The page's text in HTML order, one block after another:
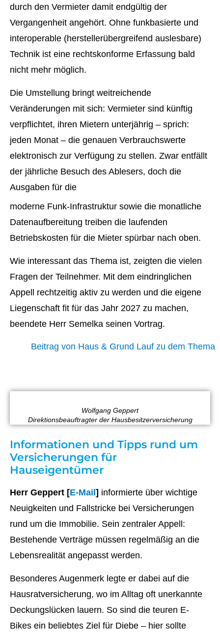
durch den Vermieter damit endgültig der
Vergangenheit angehört. Ohne funkbasierte und
interoperable (herstellerübergreifend auslesbare)
Technik ist eine rechtskonforme Erfassung bald
nicht mehr möglich.
Die Umstellung bringt weitreichende
Veränderungen mit sich: Vermieter sind künftig
verpflichtet, ihren Mietern unterjährig – sprich:
jeden Monat – die genauen Verbrauchswerte
elektronisch zur Verfügung zu stellen. Zwar entfällt
der jährliche Besuch des Ablesers, doch die
Ausgaben für die
moderne Funk-Infrastruktur sowie die monatliche
Datenaufbereitung treiben die laufenden
Betriebskosten für die Mieter spürbar nach oben.
Wie interessant das Thema ist, zeigten die vielen
Fragen der Teilnehmer. Mit dem eindringlichen
Appell rechtzeitig aktiv zu werden und die eigene
Liegenschaft fit für das Jahr 2027 zu machen,
beendete Herr Semelka seinen Vortrag.
Beitrag von Haus & Grund Lauf zu dem Thema
Wolfgang Geppert
Direktionsbeauftragter der Hausbesitzerversicherung
Informationen und Tipps rund um
Versicherungen für
Hauseigentümer
Herr Geppert [E-Mail ] informierte über wichtige
Neuigkeiten und Fallstricke bei Versicherungen
rund um die Immobilie. Sein zentraler Appell:
Bestehende Verträge müssen regelmäßig an die
Lebensrealität angepasst werden.
Besonderes Augenmerk legte er dabei auf die
Hausratversicherung, wo im Alltag oft unerkannte
Deckungslücken lauern. So sind die teuren E-
Bikes ein beliebtes Ziel für Diebe – hier sollte